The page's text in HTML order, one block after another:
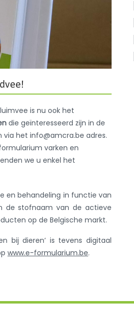
is nu ook het
die geïnteresseerd zijn in de
het info@amcra.be adres.
varken en
we u enkel het
en behandeling in functie van
de stofnaam van de actieve
op de Belgische markt.
bij dieren’ is tevens digitaal
www.e-formularium.be.